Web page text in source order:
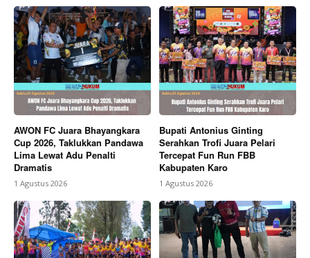
AWON FC Juara Bhayangkara
Cup 2026, Taklukkan Pandawa
Lima Lewat Adu Penalti
Dramatis
1 Agustus 2026
Bupati Antonius Ginting
Serahkan Trofi Juara Pelari
Tercepat Fun Run FBB
Kabupaten Karo
1 Agustus 2026